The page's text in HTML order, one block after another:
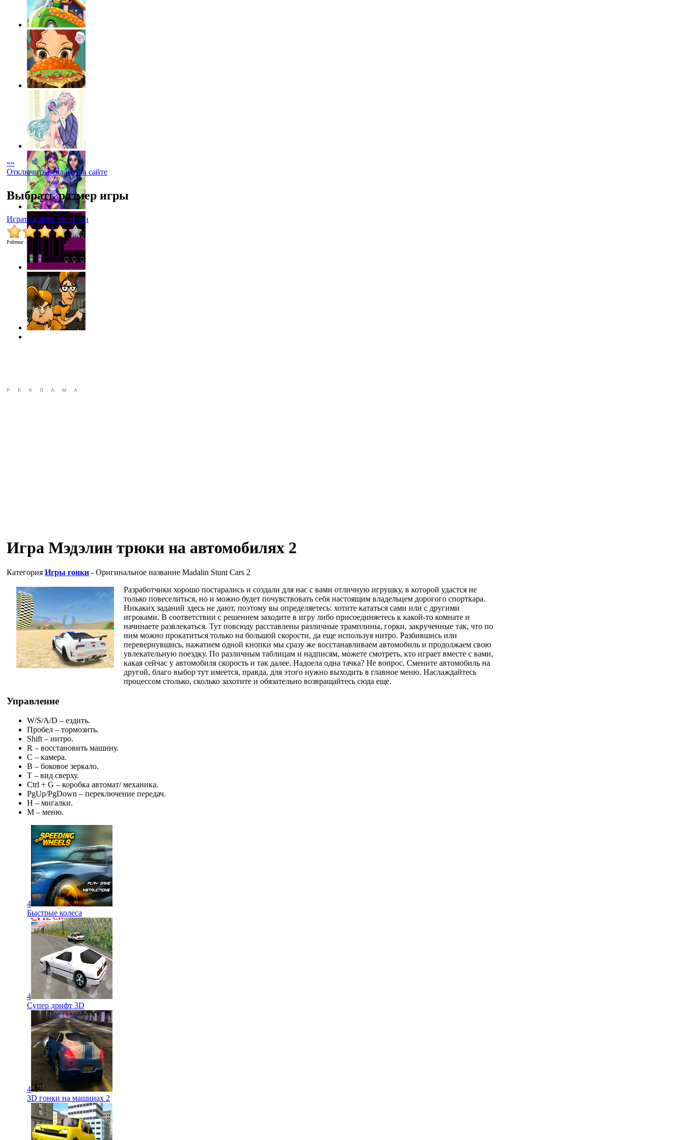
«»
Отключить рекламу на сайте
Выбрать размер игры
Играть в полный экран
Рейтинг: 3.7 26
РЕКЛАМА
Игра Мэдэлин трюки на автомобилях 2
Категория Игры гонки - Оригинальное название Madalin Stunt Cars 2
Разработчики хорошо постарались и создали для нас с вами отличную игрушку, в которой удастся не
только повеселиться, но и можно будет почувствовать себя настоящим владельцем дорогого спорткара.
Никаких заданий здесь не дают, поэтому вы определяетесь: хотите кататься сами или с другими
игроками. В соответствии с решением заходите в игру либо присоединяетесь к какой-то комнате и
начинаете развлекаться. Тут повсюду расставлены различные трамплины, горки, закрученные так, что по
ним можно прокатиться только на большой скорости, да еще используя нитро. Разбившись или
перевернувшись, нажатием одной кнопки мы сразу же восстанавливаем автомобиль и продолжаем свою
увлекательную поездку. По различным таблицам и надписям, можете смотреть, кто играет вместе с вами,
какая сейчас у автомобиля скорость и так далее. Надоела одна тачка? Не вопрос. Смените автомобиль на
другой, благо выбор тут имеется, правда, для этого нужно выходить в главное меню. Наслаждайтесь
процессом столько, сколько захотите и обязательно возвращайтесь сюда еще.
Управление
W/S/A/D – ездить.
Пробел – тормозить.
Shift – нитро.
R – восстановить машину.
C – камера.
B – боковое зеркало.
T – вид сверху.
Ctrl + G – коробка автомат/ механика.
PgUp/PgDown – переключение передач.
H – мигалки.
M – меню.
4
Быстрые колеса
4
Супер дрифт 3D
4
3D гонки на машинах 2